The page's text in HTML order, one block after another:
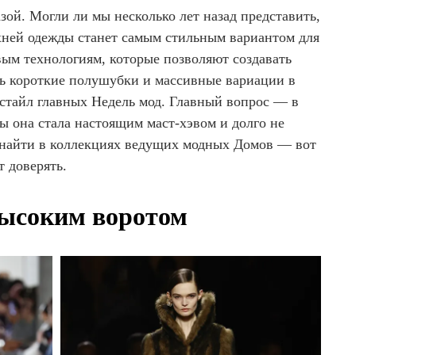
Могли ли мы несколько лет назад представить,
одежды станет самым стильным вариантом для
технологиям, которые позволяют создавать
короткие полушубки и массивные вариации в
главных Недель мод. Главный вопрос — в
она стала настоящим маст-хэвом и долго не
в коллекциях ведущих модных Домов — вот
доверять.
воротом